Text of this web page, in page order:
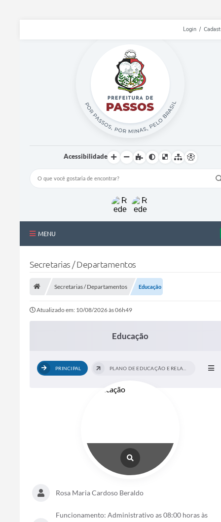
Login /
Acessibilidade
MENU
Estrutura Administrativa
Secretarias / Departamentos
Secretarias / Departamentos Educação
Atualizado em: 10/08/2026 às 06h49
Educação
PRINCIPAL
Rosa Maria Cardoso Beraldo
Funcionamento: Administrativo as 08:00 horas às